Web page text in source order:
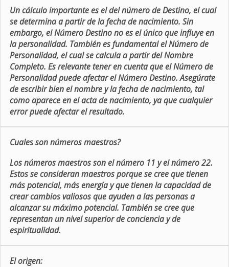
Un cálculo importante es el del número de Destino, el cual
se determina a partir de la fecha de nacimiento. Sin
embargo, el Número Destino no es el único que influye en
la personalidad. También es fundamental el Número de
Personalidad, el cual se calcula a partir del Nombre
Completo. Es relevante tener en cuenta que el Número de
Personalidad puede afectar el Número Destino. Asegúrate
de escribir bien el nombre y la fecha de nacimiento, tal
como aparece en el acta de nacimiento, ya que cualquier
error puede afectar el resultado.
Cuales son números maestros?
Los números maestros son el número 11 y el número 22.
Estos se consideran maestros porque se cree que tienen
más potencial, más energía y que tienen la capacidad de
crear cambios valiosos que ayuden a las personas a
alcanzar su máximo potencial. También se cree que
representan un nivel superior de conciencia y de
espiritualidad.
El origen: